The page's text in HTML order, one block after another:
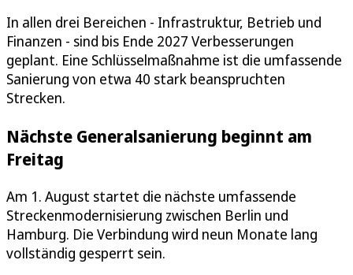
In allen drei Bereichen - Infrastruktur, Betrieb und
Finanzen - sind bis Ende 2027 Verbesserungen
geplant. Eine Schlüsselmaßnahme ist die umfassende
Sanierung von etwa 40 stark beanspruchten
Strecken.
Nächste Generalsanierung beginnt am
Freitag
Am 1. August startet die nächste umfassende
Streckenmodernisierung zwischen Berlin und
Hamburg. Die Verbindung wird neun Monate lang
vollständig gesperrt sein.